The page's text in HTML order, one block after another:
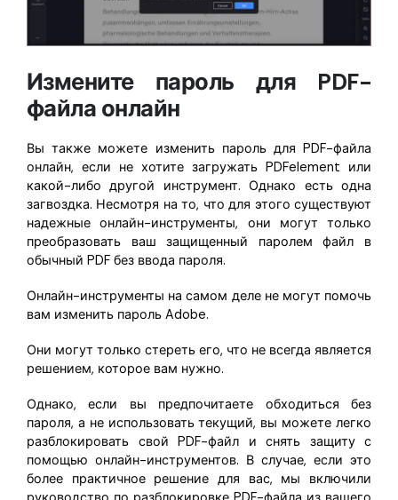
Измените пароль для PDF-
файла онлайн
Вы также можете изменить пароль для PDF-файла
онлайн, если не хотите загружать PDFelement или
какой-либо другой инструмент. Однако есть одна
загвоздка. Несмотря на то, что для этого существуют
надежные онлайн-инструменты, они могут только
преобразовать ваш защищенный паролем файл в
обычный PDF без ввода пароля.
Онлайн-инструменты на самом деле не могут помочь
вам изменить пароль Adobe.
Они могут только стереть его, что не всегда является
решением, которое вам нужно.
Однако, если вы предпочитаете обходиться без
пароля, а не использовать текущий, вы можете легко
разблокировать свой PDF-файл и снять защиту с
помощью онлайн-инструментов. В случае, если это
более практичное решение для вас, мы включили